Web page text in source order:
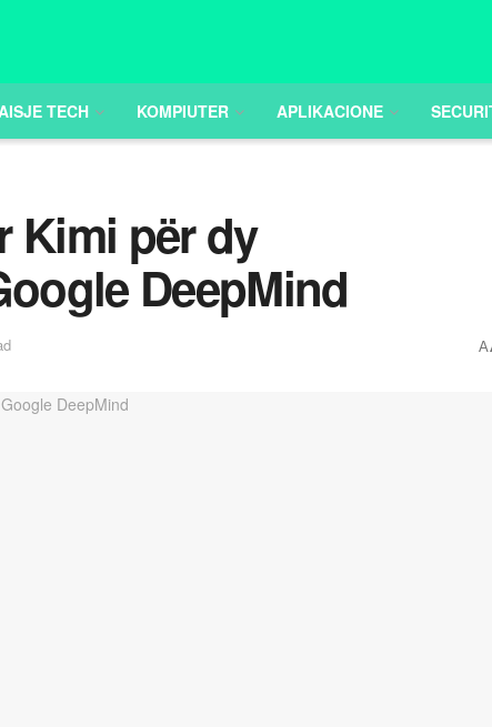
TECH KOMPIUTER APLIKACIONE
Kimi për dy
DeepMind
A